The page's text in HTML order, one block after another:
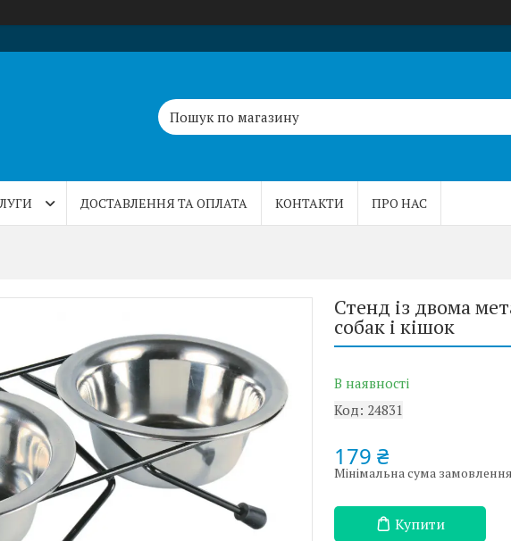
ДОСТАВЛЕННЯ ТА ОПЛАТА КОНТАКТИ ПРО НАС
Стенд із двома
собак і кішок
В наявності
Код: 24831
179 ₴
Мінімальна сума замовлення
Купити